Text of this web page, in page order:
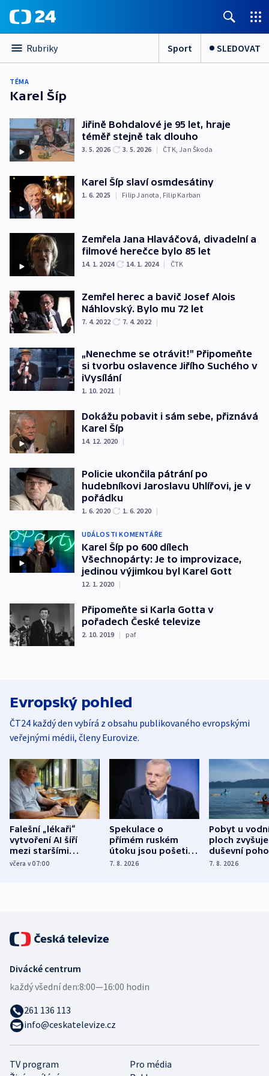
Rubriky Sport SLEDOVAT
TÉMA
Karel Šíp
Jiřině Bohdalové je 95 let, hraje
téměř stejně tak dlouho
3. 5. 2026 3. 5. 2026 | ČTK, Jan Škoda
Karel Šíp slaví osmdesátiny
1. 6. 2025 | Filip Janota Filip Karban
Zemřela Jana Hlaváčová, divadelní a
filmové herečce bylo 85 let
14. 1. 2024 14. 1. 2024 | ČTK
Zemřel herec a bavič Josef Alois
Náhlovský. Bylo mu 72 let
7. 4. 2022 7. 4. 2022 |
„Nenechme se otrávit!" Připomeňte
si tvorbu oslavence Jiřího Suchého v
iVysílání
1. 10. 2021 |
Dokážu pobavit i sám sebe, přiznává
Karel Šíp
14. 12. 2020 |
Policie ukončila pátrání po
hudebníkovi Jaroslavu Uhlířovi, je v
pořádku
1. 6. 2020 1. 6. 2020 |
UDÁLOSTI KOMENTÁŘE
Karel Šíp po 600 dílech
Všechnopárty: Je to improvizace,
jedinou výjimkou byl Karel Gott
12. 1. 2020 |
Připomeňte si Karla Gotta v
pořadech České televize
2. 10. 2019 | paf
Evropský pohled
ČT24 každý den vybírá z obsahu publikovaného evropskými
veřejnými médii, členy Eurovize.
Falešní „lékaři“
vytvoření AI šíří
mezi staršími
Poláky nebezpečné
včera v 07:00
Spekulace o
přímém ruském
útoku jsou pošetilé,
míní estonský
7. 8. 2026
Pobyt u
ploch zvyšuje
duševní
ukázala
7. 8. 2026
TV program
Pro média
Divácké centrum
každý všední den:8:00—16:00 hodin
261 136 113
info@ceskatelevize.cz